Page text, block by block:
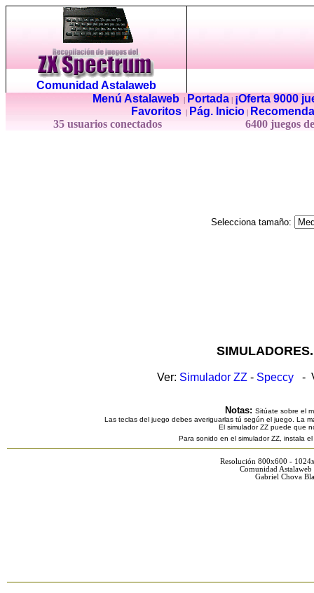
Comunidad Astalaweb
Menú Astalaweb| Portada|
¡Oferta 9000
Favoritos
Pág. Inicio
35 usuarios conectados
6400 juegos
Selecciona tamaño:
Ver: Simulador ZZ - Speccy -
Notas: Sitúate sobre el
Las teclas del juego debes averiguarlas tú según el juego. La
El simulador ZZ puede que
Para sonido en el simulador ZZ, instala
Resolución 800x600 -
Comunidad
Gabriel Chova